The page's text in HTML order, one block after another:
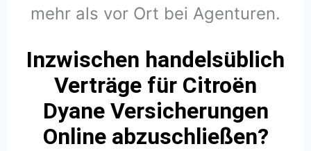
mehr als vor Ort bei Agenturen.
Inzwischen handelsüblich
Verträge für Citroën
Dyane Versicherungen
Online abzuschließen?